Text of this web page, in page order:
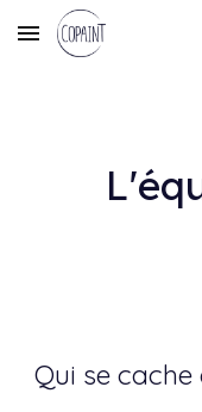
Skip to main content
Qui se